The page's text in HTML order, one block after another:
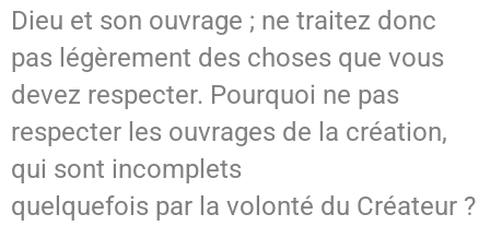
Dieu et son ouvrage ; ne traitez donc
pas légèrement des choses que vous
devez respecter. Pourquoi ne pas
respecter les ouvrages de la création,
qui sont incomplets
quelquefois par la volonté du Créateur ?